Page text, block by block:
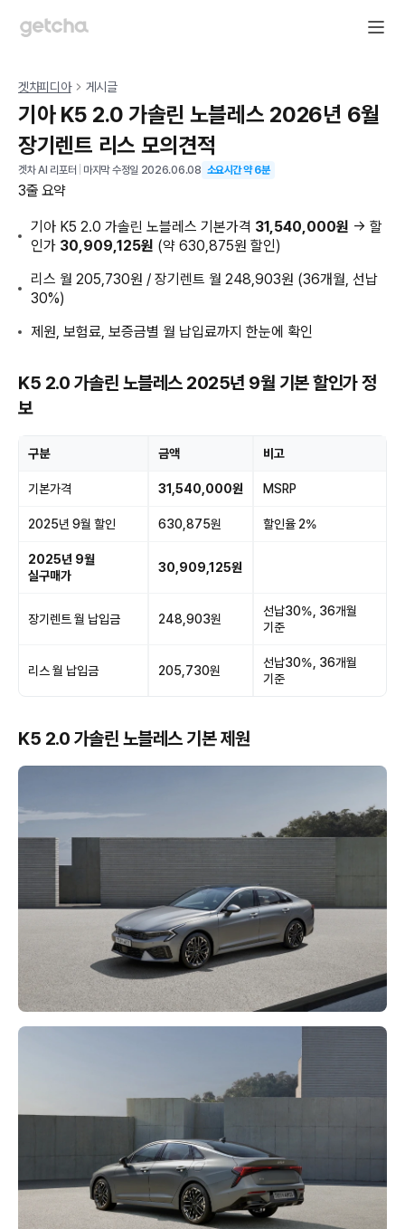
겟차피디아 게시글
기아 K5 2.0 가솔린 노블레스 2026년 6월
장기렌트 리스 모의견적
겟차 AI 리포터 마지막 수정일 2026.06.08 소요시간 약6분
3줄 요약
기아 K5 2.0 가솔린 노블레스 기본가격 31,540,000원 → 할
인가 30,909,125원 (약 630,875원 할인)
리스 월 205,730원 / 장기렌트 월 248,903원 (36개월, 선납
30%)
제원, 보험료, 보증금별 월 납입료까지 한눈에 확인
K5 2.0 가솔린 노블레스 2025년 9월 기본 할인가 정
보
구분 금액 비고
기본가격 31,540,000원 MSRP
2025년 9월 할인 630,875원 할인율 2%
2025년 9월
실구매가
30,909,125원
장기렌트 월 납입금 248,903원
선납30%, 36개월
기준
리스 월 납입금 205,730원
선납30%, 36개월
기준
K5 2.0 가솔린 노블레스 기본 제원